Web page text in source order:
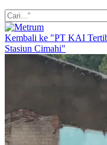
Kembali ke "PT KAI
Stasiun Cimahi"